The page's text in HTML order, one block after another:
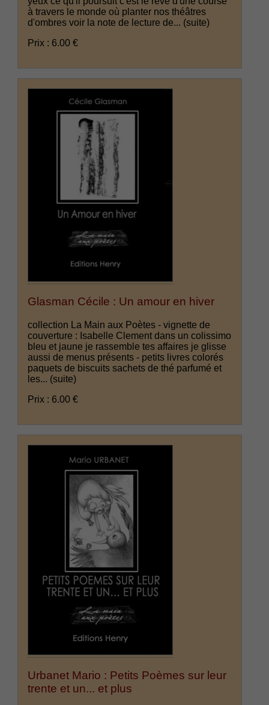
à travers le monde où planter nos théâtres
d'ombres voir la note de lecture de... (suite)
Prix : 6.00 €
Glasman Cécile : Un amour en hiver
collection La Main aux Poètes - vignette de
couverture : Isabelle Clement dans un colissimo
bleu et jaune je rassemble tes affaires je glisse
aussi de menus présents - petits livres colorés
paquets de biscuits sachets de thé parfumé et
les... (suite)
Prix : 6.00 €
Urbanet Mario : Petits Poèmes sur leur
trente et un... et plus